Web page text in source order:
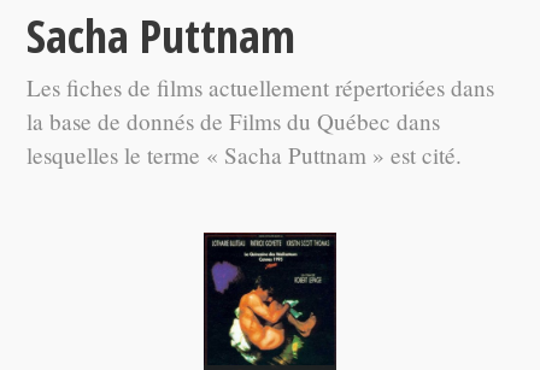
Sacha Puttnam
Les fiches de films actuellement répertoriées dans
la base de donnés de Films du Québec dans
lesquelles le terme « Sacha Puttnam » est cité.